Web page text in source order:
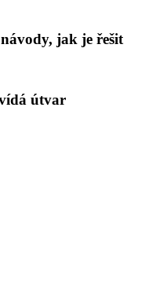
jak je řešit
útvar